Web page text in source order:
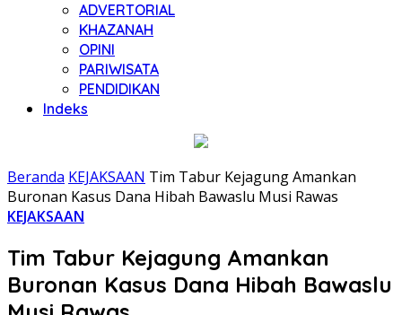
ADVERTORIAL
KHAZANAH
OPINI
PARIWISATA
PENDIDIKAN
Indeks
Beranda KEJAKSAAN Tim Tabur Kejagung Amankan
Buronan Kasus Dana Hibah Bawaslu Musi Rawas
KEJAKSAAN
Tim Tabur Kejagung Amankan
Buronan Kasus Dana Hibah Bawaslu